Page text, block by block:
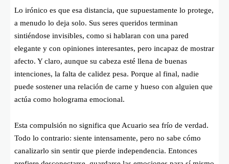
Lo irónico es que esa distancia, que supuestamente lo protege,
a menudo lo deja solo. Sus seres queridos terminan
sintiéndose invisibles, como si hablaran con una pared
elegante y con opiniones interesantes, pero incapaz de mostrar
afecto. Y claro, aunque su cabeza esté llena de buenas
intenciones, la falta de calidez pesa. Porque al final, nadie
puede sostener una relación de carne y hueso con alguien que
actúa como holograma emocional.
Esta compulsión no significa que Acuario sea frío de verdad.
Todo lo contrario: siente intensamente, pero no sabe cómo
canalizarlo sin sentir que pierde independencia. Entonces